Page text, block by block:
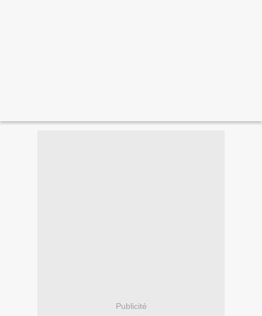
Publicité